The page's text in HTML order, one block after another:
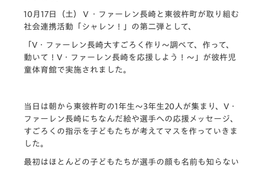
10月17日（土）Ｖ・ファーレン長崎と東彼杵町が取り組む
社会連携活動「シャレン！」の第二弾として、
「V・ファーレン長崎大すごろく作り～調べて、作って、
動いて！V・ファーレン長崎を応援しよう！～」が彼杵児
童体育館で実施されました。
当日は朝から東彼杵町の1年生～3年生20人が集まり、V・
ファーレン長崎にちなんだ絵や選手への応援メッセージ、
すごろくの指示を子どもたちが考えてマスを作っていきま
した。
最初はほとんどの子どもたちが選手の顔も名前も知らない